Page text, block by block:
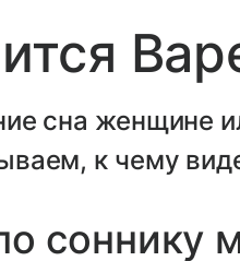
сна женщине
к чему
соннику